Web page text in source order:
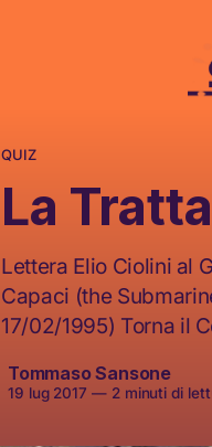
QUIZ
La
Lettera Elio Ciolini al
Capaci (the
17/02/1995) Torna il
Tommaso Sansone
19 lug 2017 —2 minuti di